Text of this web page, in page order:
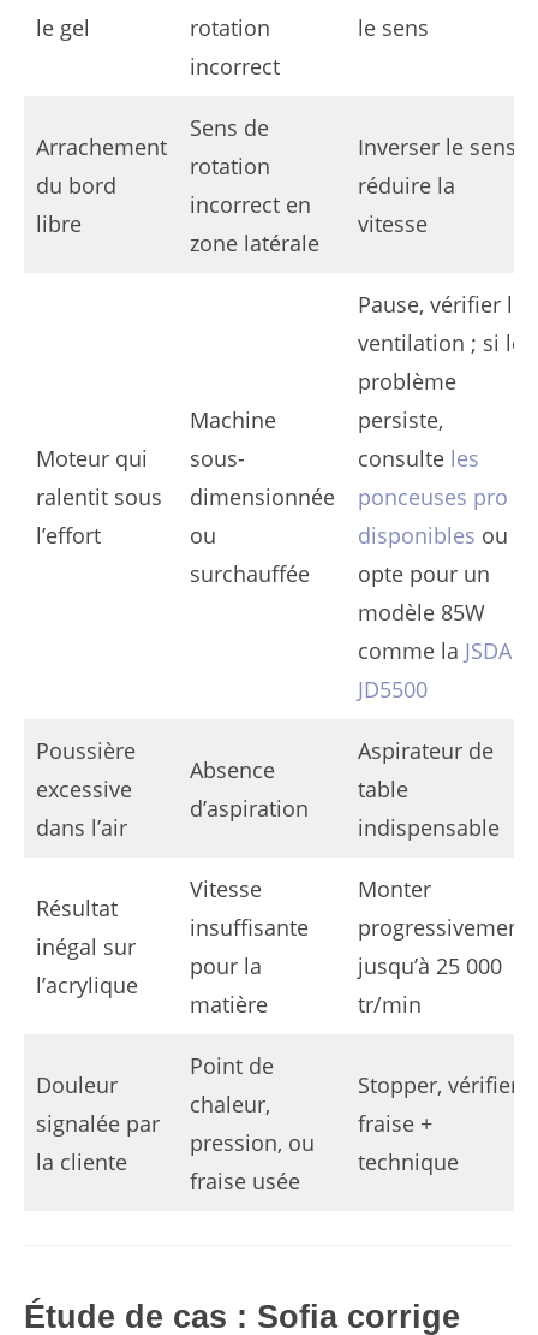
le gel
rotation
incorrect
le sens
Arrachement
du bord
libre
Sens de
rotation
incorrect en
zone latérale
Inverser le sens,
réduire la
vitesse
Moteur qui
ralentit sous
l’effort
Machine
sous-
dimensionnée
ou
surchauffée
Pause, vérifier la
ventilation ; si le
problème
persiste,
consulte les
ponceuses pro
disponibles ou
opte pour un
modèle 85W
comme la JSDA
JD5500
Poussière
excessive
dans l’air
Absence
d’aspiration
Aspirateur de
table
indispensable
Résultat
inégal sur
l’acrylique
Vitesse
insuffisante
pour la
matière
Monter
progressivement
jusqu’à 25 000
tr/min
Douleur
signalée par
la cliente
Point de
chaleur,
pression, ou
fraise usée
Stopper, vérifier
fraise +
technique
Étude de cas : Sofia corrige